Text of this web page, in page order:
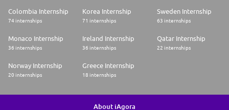
Colombia Internship
74 internships
Korea Internship
71 internships
Sweden Internship
63 internships
Monaco Internship
36 internships
Ireland Internship
36 internships
Qatar Internship
22 internships
Norway Internship
20 internships
Greece Internship
18 internships
About iAgora